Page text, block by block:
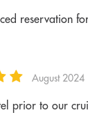
reservation
August 2024
prior to our